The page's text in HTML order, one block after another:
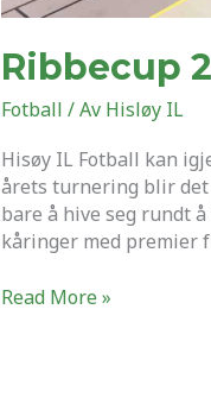
Ribbecup
Fotball / Av Hisløy IL
Hisøy IL Fotball kan
årets turnering blir det
bare å hive seg rundt
kåringer med premier
Read More »